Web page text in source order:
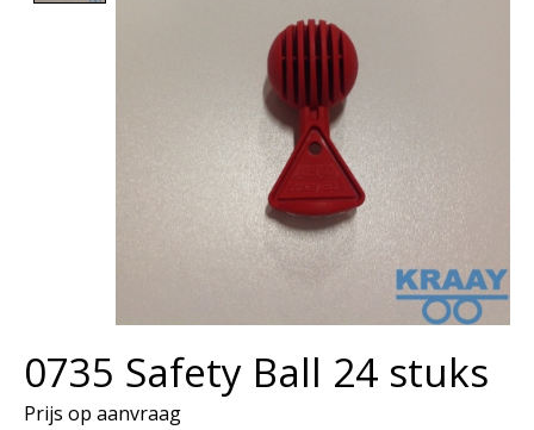
0735 Safety Ball 24 stuks
Prijs op aanvraag